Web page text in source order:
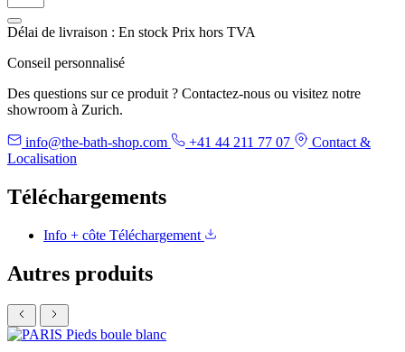
Délai de livraison : En stock Prix hors TVA
Conseil personnalisé
Des questions sur ce produit ? Contactez-nous ou visitez notre
showroom à Zurich.
info@the-bath-shop.com +41 44 211 77 07
Contact &
Localisation
Téléchargements
Info + côte Téléchargement
Autres produits